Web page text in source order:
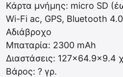
Κάρτα μνήμης: micro SD
Wi-Fi ac, GPS, Bluetooth
Αδιάβροχο
Μπαταρία: 2300 mAh
Διαστάσεις: 127×64.9×9.4
Βάρος: ? γρ.